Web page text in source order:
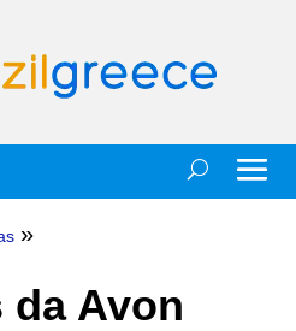
»
da Avon